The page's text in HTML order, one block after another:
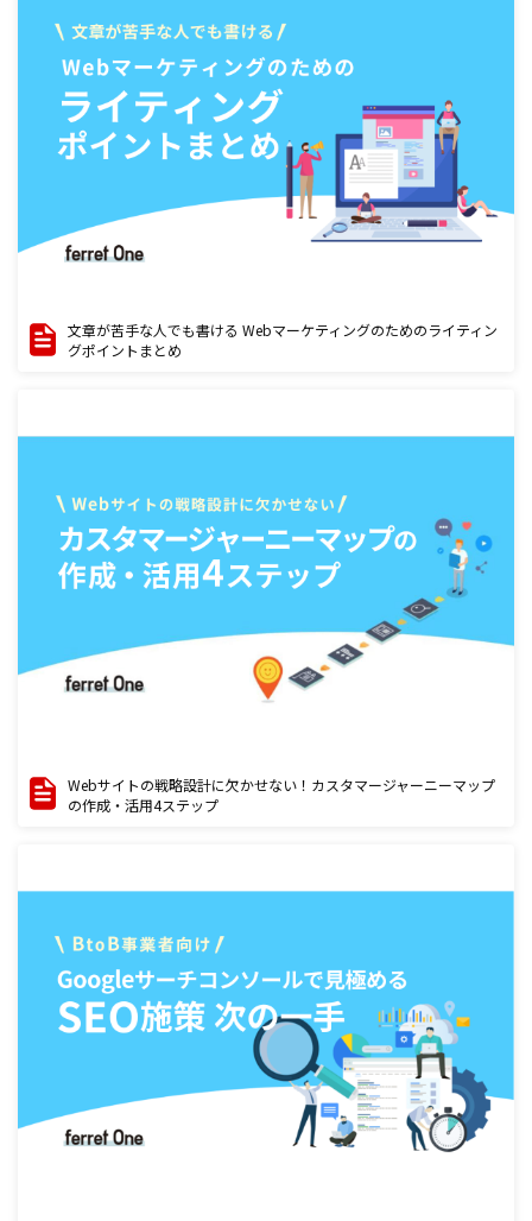
文章が苦手な人でも書ける Webマーケティングのためのライティン
グポイントまとめ
Webサイトの戦略設計に欠かせない！カスタマージャーニーマップ
の作成・活用4ステップ